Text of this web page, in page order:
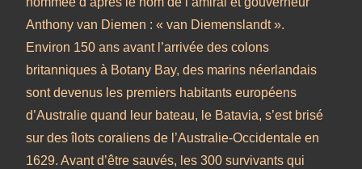
Anthony van Diemen : « van Diemenslandt ».
Environ 150 ans avant l’arrivée des colons
britanniques à Botany Bay, des marins néerlandais
sont devenus les premiers habitants européens
d’Australie quand leur bateau, le Batavia, s’est brisé
sur des îlots coraliens de l’Australie-Occidentale en
1629. Avant d’être sauvés, les 300 survivants qui